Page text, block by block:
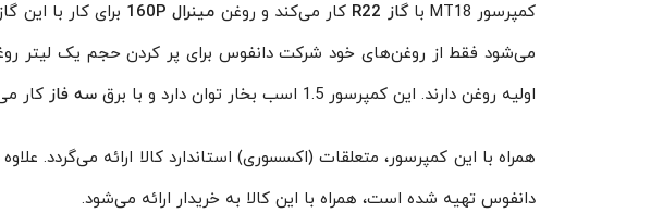
کمپرسور MT18 با گاز کار می‌کند و روغن مینرال 160 P برای کار با این
می‌شود فقط از روغن‌های خود شرکت دانفوس برای پر کردن حجم یک لیتر
اولیه روغن دارند. این کمپرسور 1.5 اسب بخار توان دارد و با برق
سه فاز کار
همراه با این کمپرسور، متعلقات (اکسسوری) استاندارد کالا ارائه می‌گردد.
دانفوس تهیه شده است، همراه با این کالا به خریدار ارائه می‌شود.